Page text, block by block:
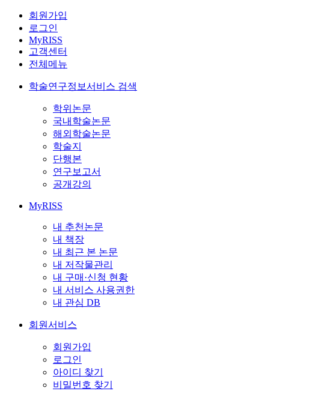
회원가입
로그인
MyRISS
고객센터
전체메뉴
학술연구정보서비스 검색
학위논문
국내학술논문
해외학술논문
학술지
단행본
연구보고서
공개강의
MyRISS
내 추천논문
내 책장
내 최근 본 논문
내 저작물관리
내 구매·신청 현황
내 서비스 사용권한
내 관심 DB
회원서비스
회원가입
로그인
아이디 찾기
비밀번호 찾기